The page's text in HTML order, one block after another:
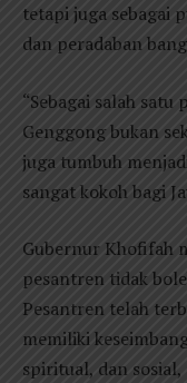
tetapi juga sebagai
dan peradaban
“Sebagai salah
Genggong bukan
juga tumbuh
sangat kokoh bagi
Gubernur Khofifah
pesantren tidak
Pesantren telah
memiliki
spiritual, dan